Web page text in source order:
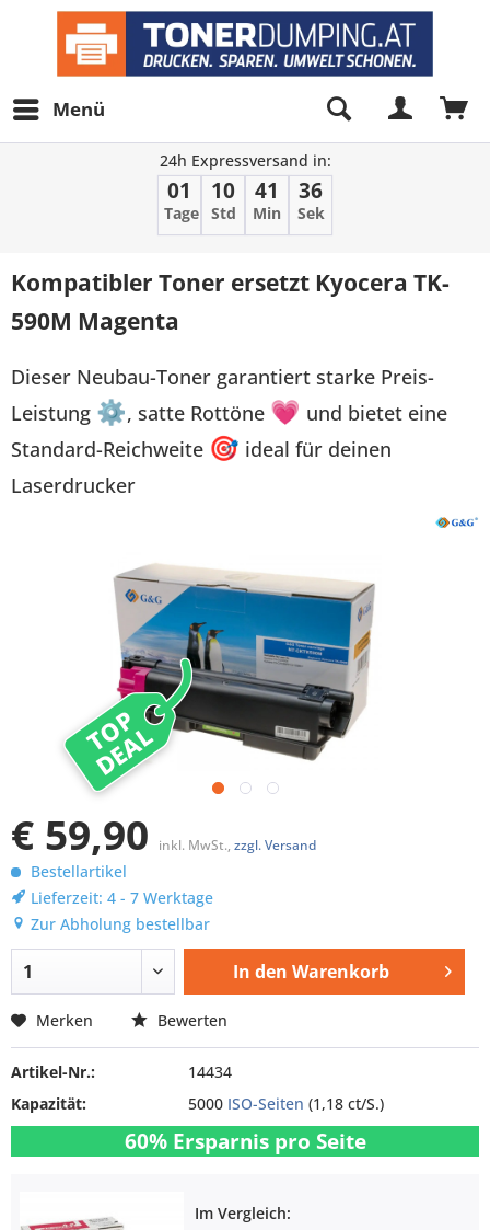
Menü
24h Expressversand in:
01
Tage
10
Std
41
Min
36
Sek
Kompatibler Toner ersetzt Kyocera TK-
590M Magenta
Dieser Neubau-Toner garantiert starke Preis-
Leistung ⚙, satte Rottöne 💗 und bietet eine
Standard-Reichweite 🎯 ideal für deinen
Laserdrucker
TOP
DEAL
€ 59,90 inkl. MwSt., zzgl. Versand
Bestellartikel
Lieferzeit: 4 - 7 Werktage
Zur Abholung bestellbar
In den Warenkorb
Merken Bewerten
Artikel-Nr.:
14434
Kapazität:
5000 ISO-Seiten (1,18 ct/S.)
60% Ersparnis pro Seite
Im Vergleich: